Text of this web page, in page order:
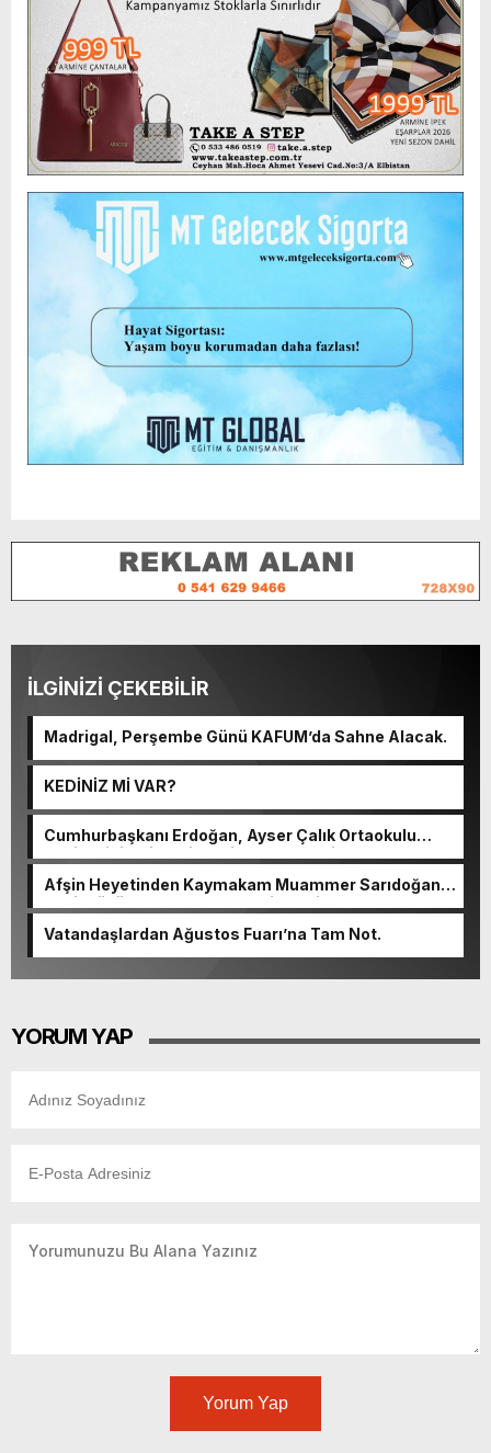
İLGİNİZİ ÇEKEBİLİR
Madrigal, Perşembe Günü KAFUM’da Sahne Alacak.
KEDİNİZ Mİ VAR?
Cumhurbaşkanı Erdoğan, Ayser Çalık Ortaokulu
Şehitlerinin Aileleriyle Bir Araya Geldi.
Afşin Heyetinden Kaymakam Muammer Sarıdoğan’a
Beşikdüzü’nde hayırlı olsun ziyareti.
Vatandaşlardan Ağustos Fuarı’na Tam Not.
YORUM YAP
Yorum Yap